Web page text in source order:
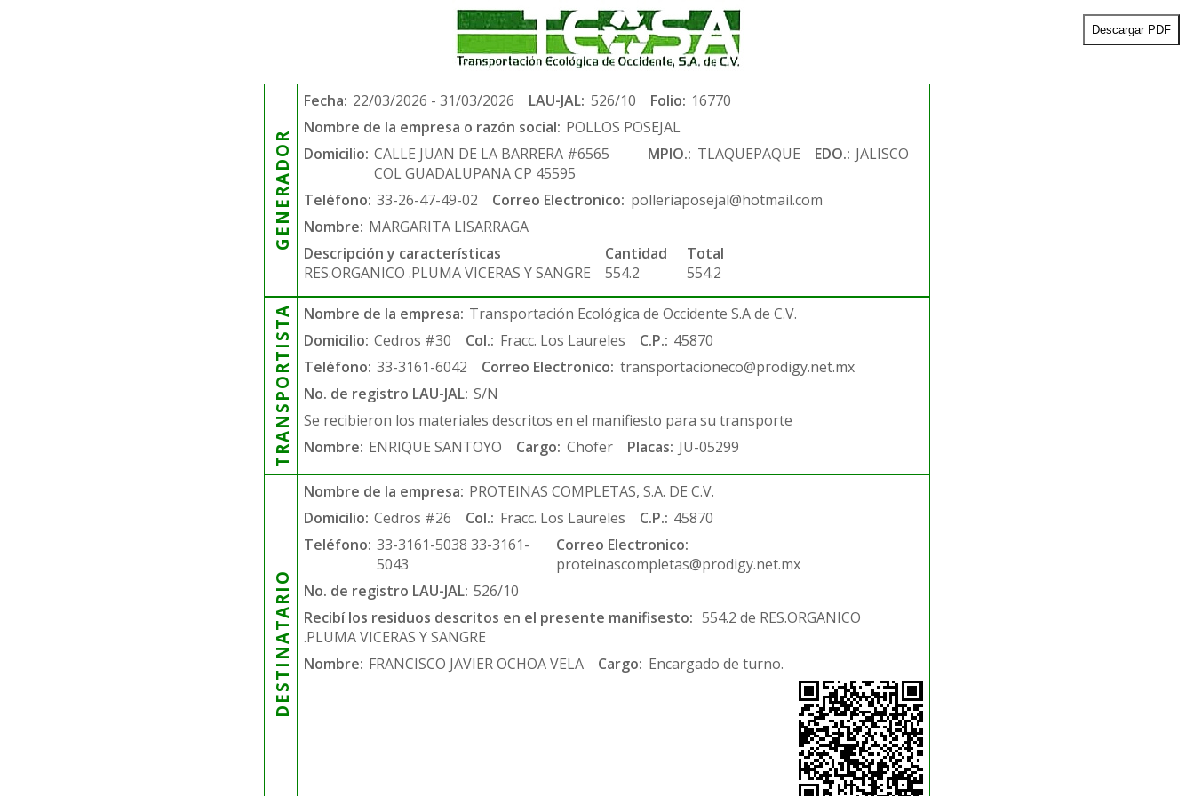
Descargar PDF
GENERADOR
Fecha: 22/03/2026 - 31/03/2026 LAU-JAL: 526/10 Folio: 16770
Nombre de la empresa o razón social: POLLOS POSEJAL
Domicilio: CALLE JUAN DE LA BARRERA #6565
COL GUADALUPANA CP 45595
MPIO.: TLAQUEPAQUE EDO.: JALISCO
Teléfono: 33-26-47-49-02 Correo Electronico: polleriaposejal@hotmail.com
Nombre: MARGARITA LISARRAGA
Descripción y características
RES.ORGANICO .PLUMA VICERAS Y SANGRE
Cantidad
554.2
Total
554.2
TRANSPORTISTA Nombre de la empresa: Transportación Ecológica de Occidente S.A de C.V.
Domicilio: Cedros #30 Col.: Fracc. Los Laureles C.P.: 45870
Teléfono: 33-3161-6042 Correo Electronico: transportacioneco@prodigy.net.mx
No. de registro LAU-JAL: S/N
Se recibieron los materiales descritos en el manifiesto para su transporte
Nombre: ENRIQUE SANTOYO Cargo: Chofer Placas: JU-05299
DESTINATARIO
Nombre de la empresa: PROTEINAS COMPLETAS, S.A. DE C.V.
Domicilio: Cedros #26 Col.: Fracc. Los Laureles C.P.: 45870
Teléfono: 33-3161-5038 33-3161-
5043
Correo Electronico:
proteinascompletas@prodigy.net.mx
No. de registro LAU-JAL: 526/10
Recibí los residuos descritos en el presente manifisesto: 554.2 de RES.ORGANICO
.PLUMA VICERAS Y SANGRE
Nombre: FRANCISCO JAVIER OCHOA VELA Cargo: Encargado de turno.